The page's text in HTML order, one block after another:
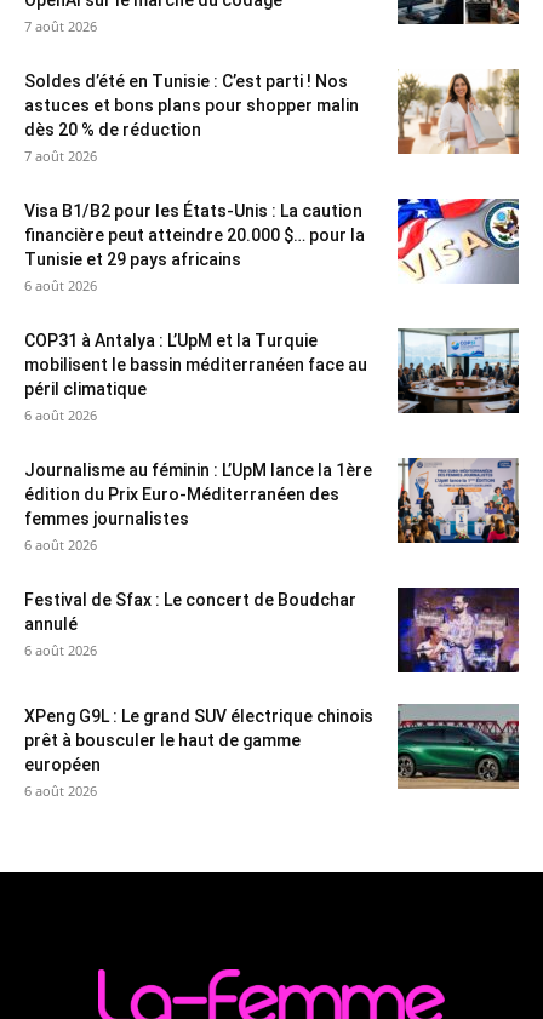
7 août 2026
Soldes d’été en Tunisie : C’est parti ! Nos
astuces et bons plans pour shopper malin
dès 20 % de réduction
7 août 2026
Visa B1/B2 pour les États-Unis : La caution
financière peut atteindre 20.000 $… pour la
Tunisie et 29 pays africains
6 août 2026
COP31 à Antalya : L’UpM et la Turquie
mobilisent le bassin méditerranéen face au
péril climatique
6 août 2026
Journalisme au féminin : L’UpM lance la 1ère
édition du Prix Euro-Méditerranéen des
femmes journalistes
6 août 2026
Festival de Sfax : Le concert de Boudchar
annulé
6 août 2026
XPeng G9L : Le grand SUV électrique chinois
prêt à bousculer le haut de gamme
européen
6 août 2026